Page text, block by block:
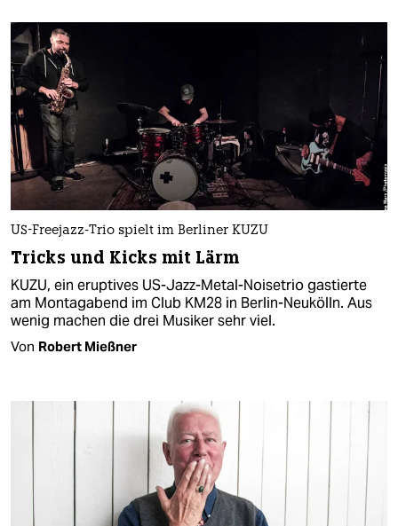
US-Freejazz-Trio spielt im Berliner KUZU
Tricks und Kicks mit Lärm
KUZU, ein eruptives US-Jazz-Metal-Noisetrio gastierte
am Montagabend im Club KM28 in Berlin-Neukölln. Aus
wenig machen die drei Musiker sehr viel.
Von Robert Mießner